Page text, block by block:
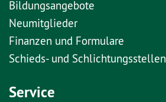
Bildungsangebote
Neumitglieder
Finanzen und Formulare
Schieds- und Schlichtungsstellen
Service